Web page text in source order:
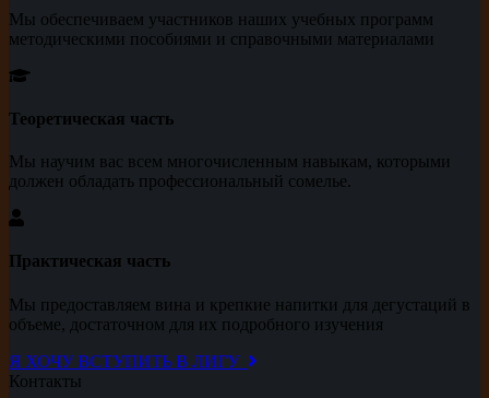
Мы обеспечиваем участников наших учебных программ
методическими пособиями и справочными материалами
Теоретическая часть
Мы научим вас всем многочисленным навыкам, которыми
должен обладать профессиональный сомелье.
Практическая часть
Мы предоставляем вина и крепкие напитки для дегустаций в
объеме, достаточном для их подробного изучения
Я ХОЧУ ВСТУПИТЬ В ЛИГУ
Контакты